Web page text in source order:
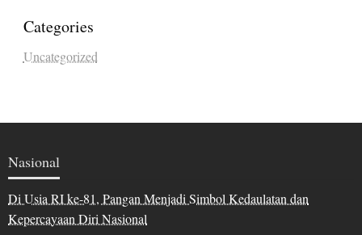
Categories
Uncategorized
Nasional
Di Usia RI ke-81, Pangan Menjadi Simbol Kedaulatan dan
Kepercayaan Diri Nasional